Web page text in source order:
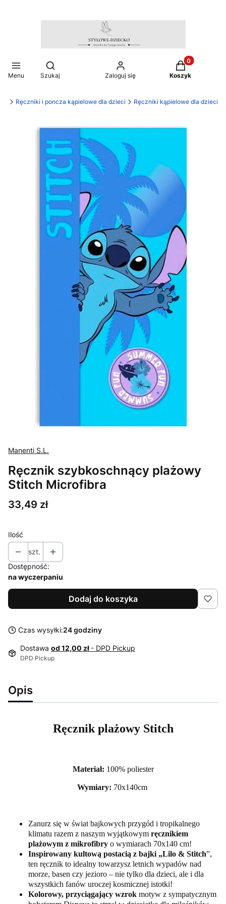
Menu
Otwórz wyszukiwarkę
Szukaj Zaloguj się
Produkty w
Koszyk
Ręczniki i poncza kąpielowe dla dzieci Ręczniki kąpielowe dla dzieci
Manenti S.L.
Ręcznik szybkoschnący plażowy
Stitch Microfibra
Cena
33,49 zł
Ilość
szt.
Dostępność:
na wyczerpaniu
Dodaj do koszyka
Czas wysyłki:24 godziny
Dostawa od 12,00 zł - DPD Pickup
DPD Pickup
Opis
Ręcznik plażowy Stitch
Materiał: 100% poliester
Wymiary: 70x140cm
Zanurz się w świat bajkowych przygód i tropikalnego
klimatu razem z naszym wyjątkowym ręcznikiem
plażowym z mikrofibry o wymiarach 70x140 cm!
Inspirowany kultową postacią z bajki „Lilo & Stitch”,
ten ręcznik to idealny towarzysz letnich wypadów nad
morze, basen czy jezioro – nie tylko dla dzieci, ale i dla
wszystkich fanów uroczej kosmicznej istotki!
Kolorowy, przyciągający wzrok motyw z sympatycznym